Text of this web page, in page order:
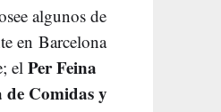
algunos de
en Barcelona
el Per Feina
de Comidas y